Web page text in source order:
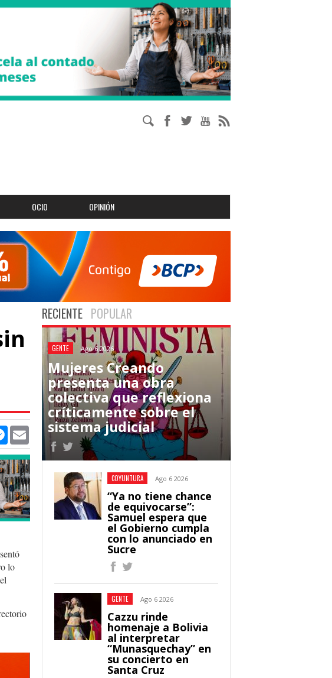
OCIO OPINIÓN
MessengerEmail
lo
RECIENTE POPULAR
GENTE Ago 6 2026
Mujeres Creando
presenta una obra
colectiva que reflexiona
críticamente sobre el
sistema judicial
COYUNTURA Ago 6 2026
“Ya no tiene chance
de equivocarse”:
Samuel espera que
el Gobierno cumpla
con lo anunciado en
Sucre
GENTE Ago 6 2026
Cazzu rinde
homenaje a Bolivia
al interpretar
“Munasquechay” en
su concierto en
Santa Cruz